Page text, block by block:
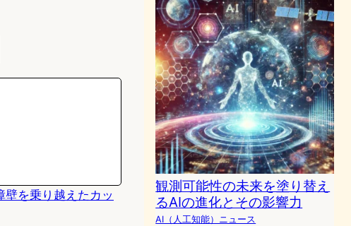
壁を乗り越えたカッ
観測可能性の未来を塗り替え
るAIの進化とその影響力
AI（人工知能）ニュース